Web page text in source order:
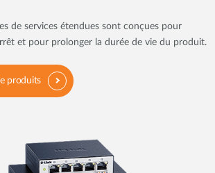
de services étendues sont conçues pour
et pour prolonger la durée de vie du produit.
produits